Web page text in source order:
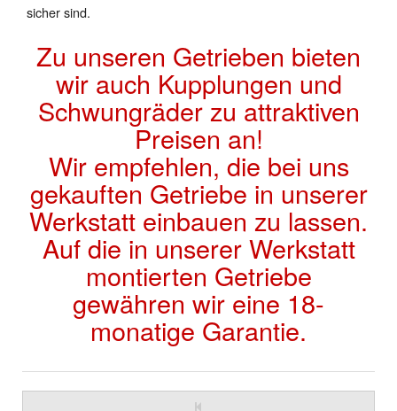
sicher sind.
Zu unseren Getrieben bieten
wir auch Kupplungen und
Schwungräder zu attraktiven
Preisen an!
Wir empfehlen, die bei uns
gekauften Getriebe in unserer
Werkstatt einbauen zu lassen.
Auf die in unserer Werkstatt
montierten Getriebe
gewähren wir eine 18-
monatige Garantie.